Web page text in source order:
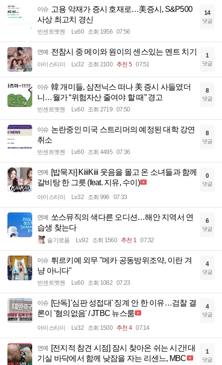
이슈 고용 악재가 증시 호재로…美증시, S&P500
사상 최고치 경신
빈센트멧젠 Lv.60 조회 1956 07:56
14
댓글
연예 전참시 중 메이와 원이의 센스있는 멘트 치기
아이스티이 Lv.32 조회 2100 추천 5 07:51
1
댓글
이슈 韓 개미들, 삼전닉스 떠나 美 증시 사들였더
니…월가 “위험자산 줄여야 할 때” 경고
빈센트멧젠 Lv.60 조회 2719 07:50
8
댓글
이슈 논란중인 미국 스트리머의 예정된 대학 강연
취소
빈센트멧젠 Lv.60 조회 4495 07:36
8
댓글
연예
[밥묵자] KiiiKiii 웃음을 몰고 온 소녀들과 함께
갈비탕 한 그릇 (feat. 지유, 수이)
아이스티이 Lv.32 조회 996 07:33
0
댓글
연예
쏘스뮤직의 색다른 오디션…해안 지역서 연
습생 찾는다
슬기로움 Lv.92 조회 1560 추천 1 07:32
6
댓글
이슈 튀르키예 외무 "메카 공동방위조약, 이란 겨
냥 아니다"
빈센트멧젠 Lv.60 조회 1082 07:23
4
댓글
이슈 [단독] '심판 성접대' 징계 안 한 이유…검찰 결
론이 '혐의없음' / JTBC 뉴스룸
아이스티이 Lv.32 조회 1500 추천 4 07:14
4
댓글
연예
[전지적 참견 시점] 잠시 찾아온 쉬는 시간! 대
기실 바닥에서 함께 낮잠을 자는 리센느, MBC
1
댓글